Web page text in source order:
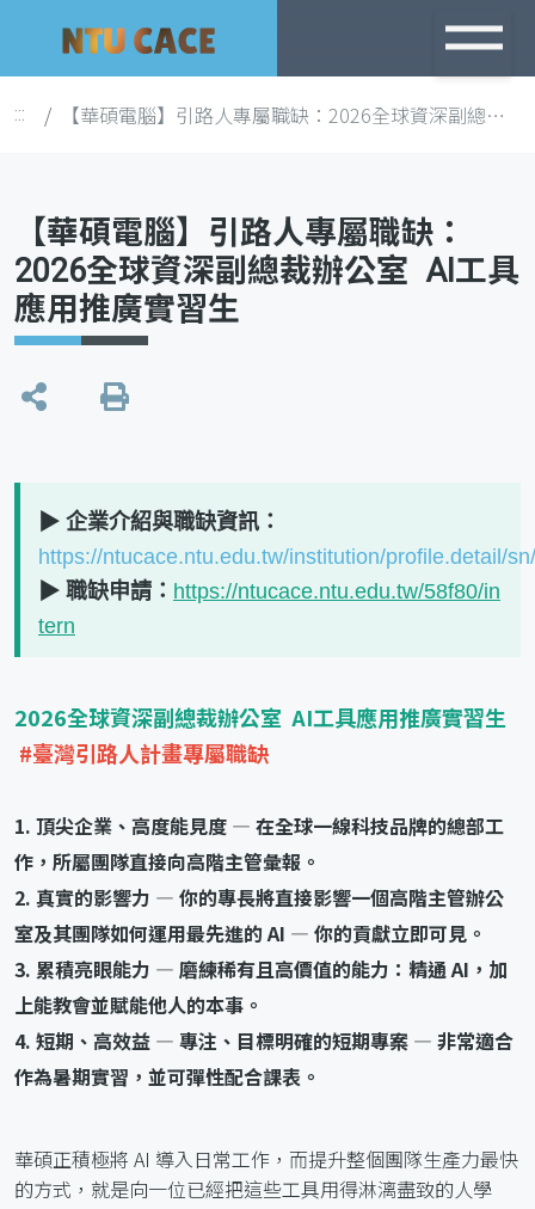
要
::: 【華碩電腦】引路人專屬職缺：2026全球資深副總裁辦公室 AI工具應用推廣實習生
【華碩電腦】引路人專屬職缺：
2026全球資深副總裁辦公室 AI工具
應用推廣實習生
列
▶ 企業介紹與職缺資訊：
https://ntucace.ntu.edu.tw/institution/profile.detail/
▶ 職缺申請： https://ntucace.ntu.edu.tw/58f80/in
tern
2026全球資深副總裁辦公室 AI工具應用推廣實習生
#臺灣引路人計畫專屬職缺
1. 頂尖企業、高度能見度 — 在全球一線科技品牌的總部工
作，所屬團隊直接向高階主管彙報。
2. 真實的影響力 — 你的專長將直接影響一個高階主管辦公
室及其團隊如何運用最先進的 AI — 你的貢獻立即可見。
3. 累積亮眼能力 — 磨練稀有且高價值的能力：精通 AI，加
上能教會並賦能他人的本事。
4. 短期、高效益 — 專注、目標明確的短期專案 — 非常適合
作為暑期實習，並可彈性配合課表。
華碩正積極將 AI 導入日常工作，而提升整個團隊生產力最快
的方式，就是向一位已經把這些工具用得淋漓盡致的人學